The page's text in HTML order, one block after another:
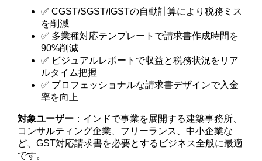
✅ CGST/SGST/IGSTの自動計算により税務ミス
を削減
✅ 多業種対応テンプレートで請求書作成時間を
90%削減
✅ ビジュアルレポートで収益と税務状況をリア
ルタイム把握
✅ プロフェッショナルな請求書デザインで入金
率を向上
対象ユーザー ：インドで事業を展開する建築事務所、
コンサルティング企業、フリーランス、中小企業な
ど、GST対応請求書を必要とするビジネス全般に最適
です。